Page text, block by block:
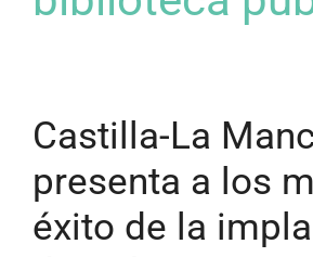
Castilla-La
presenta a los
éxito de la